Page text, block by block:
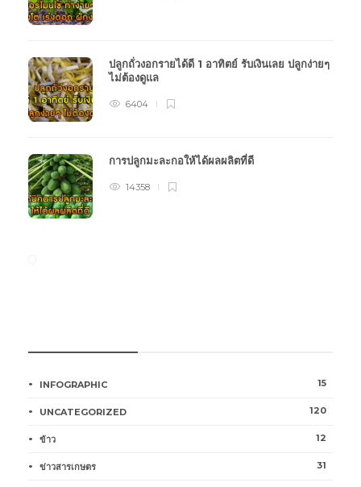
ปลูกถั่วงอกรายได้ดี 1 อาทิตย์ รับเงินเลย ปลูกง่ายๆ
ไม่ต้องดูแล
6404
การปลูกมะละกอให้ได้ผลผลิตที่ดี
14358
INFOGRAPHIC 15
UNCATEGORIZED 120
ข้าว 12
ข่าวสารเกษตร 31